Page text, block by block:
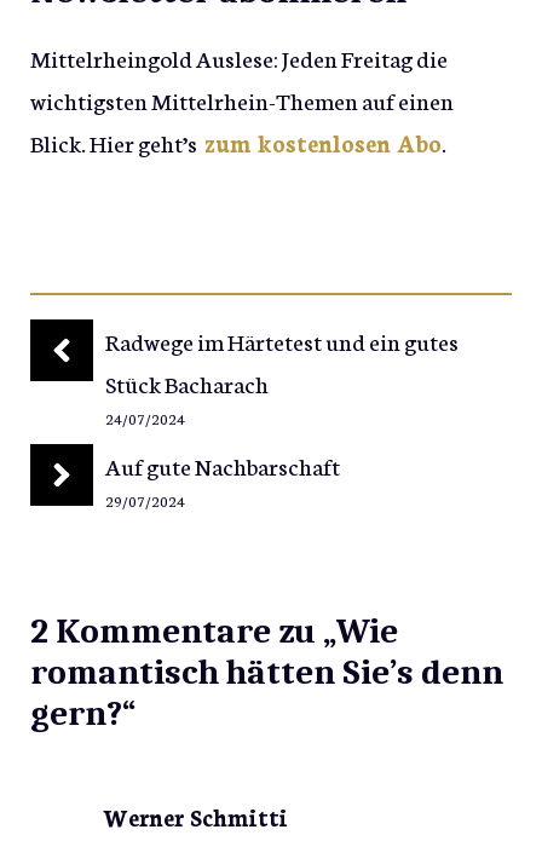
Mittelrheingold Auslese: Jeden Freitag die
wichtigsten Mittelrhein-Themen auf einen
Blick. Hier geht’s zum kostenlosen Abo.
Radwege im Härtetest und ein gutes
Stück Bacharach
24/07/2024
Auf gute Nachbarschaft
29/07/2024
2 Kommentare zu „Wie
romantisch hätten Sie’s denn
gern?“
Werner Schmitti